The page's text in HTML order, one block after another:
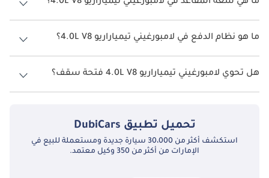
تتسع لامبورغيني تيمياراريو 4.0L V8 لأ 2 أشخاص.
ما هو نظام الدفع في لامبورغيني تيمياراريو 4.0L V8؟
نظام الدفع في لامبورغيني تيمياراريو All Wheel Drive 4.0L V8.
هل تحوي لامبورغيني تيمياراريو 4.0L V8 فتحة سقف؟
نعم توفر لامبورغيني تيمياراريو 4.0L V8 فتحة السقف كخيار.
تحميل تطبيق DubiCars
استكشف أكثر من 30،000 سيارة جديدة ومستعملة للبيع في
الإمارات من أكثر من 350 وكيل معتمد.